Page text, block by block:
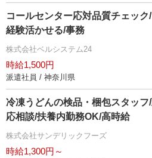
コールセンター応対品質チェッ
経験活かせる/事務
株式会社ベルシステム24
時給1,500円
派遣社員 / 神奈川県
冷凍うどんの検品・梱包スタッ
応相談/扶養内勤務OK/高時給
株式会社サンデリックフーズ
時給1,300円～